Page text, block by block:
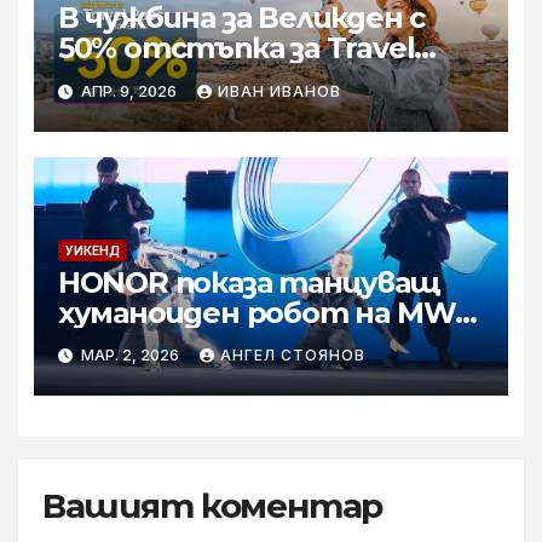
В чужбина за Великден с
50% отстъпка за Travel
Pass роуминг пакети от
Vivacom
АПР. 9, 2026 ИВАН ИВАНОВ
УИКЕНД
HONOR показа танцуващ
хуманоиден робот на MWC
2026
МАР. 2, 2026 АНГЕЛ СТОЯНОВ
Вашият коментар